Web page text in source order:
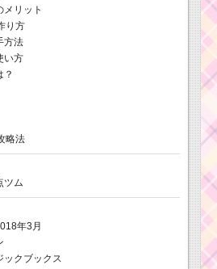
メリット
り方
方法
い方
？
略法
ツム
年3月
ックブックス